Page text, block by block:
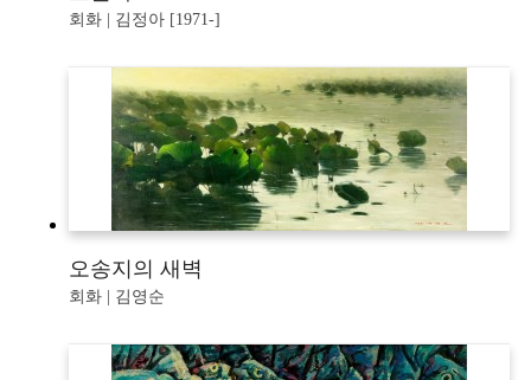
회화 | 김정아 [1971-]
오송지의 새벽
회화 | 김영순